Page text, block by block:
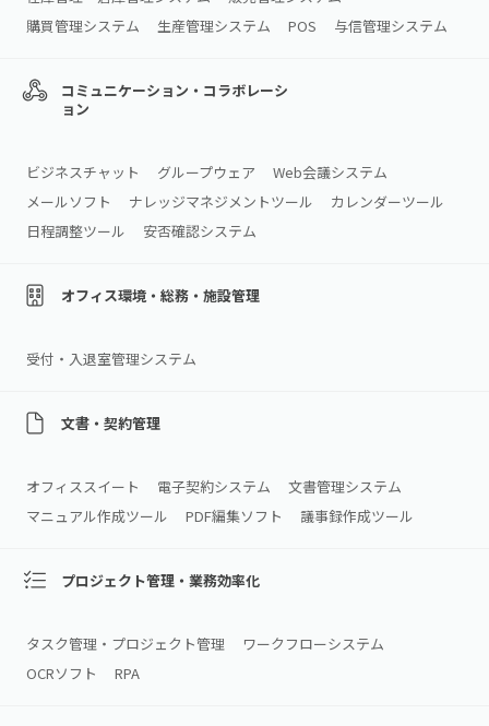
購買管理システム
生産管理システム POS 与信管理システム
コミュニケーション・コラボレーシ
ョン
ビジネスチャット グループウェア
Web会議システム
メールソフト
ナレッジマネジメントツール
カレンダーツール
日程調整ツール
安否確認システム
オフィス環境・総務・施設管理
受付・入退室管理システム
文書・契約管理
オフィススイート 電子契約システム
文書管理システム
マニュアル作成ツール
PDF編集ソフト 議事録作成ツール
プロジェクト管理・業務効率化
タスク管理・プロジェクト管理
ワークフローシステム
OCRソフト
RPA